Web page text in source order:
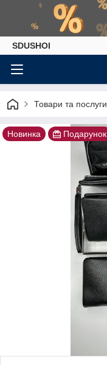
SDUSHOI
Товари та послуги
Новинка Подарунок